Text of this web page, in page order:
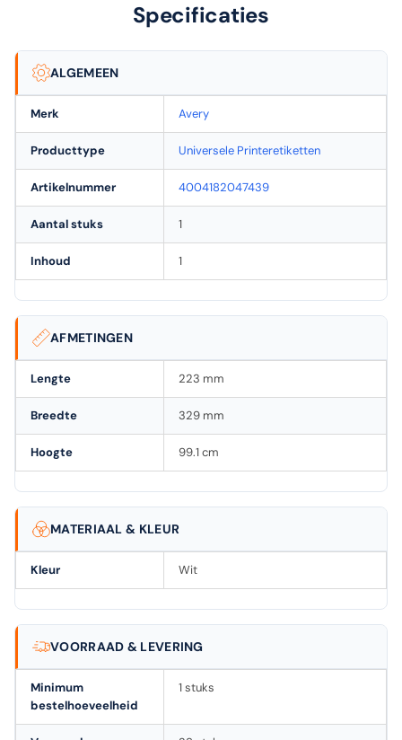
Specificaties
ALGEMEEN
Merk Avery
Producttype Universele Printeretiketten
Artikelnummer 4004182047439
Aantal stuks 1
Inhoud 1
AFMETINGEN
Lengte 223 mm
Breedte 329 mm
Hoogte 99.1 cm
MATERIAAL & KLEUR
Kleur Wit
VOORRAAD & LEVERING
Minimum
bestelhoeveelheid
1 stuks